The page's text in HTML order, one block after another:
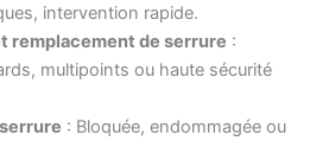
intervention rapide.
remplacement de serrure :
multipoints ou haute sécurité
: Bloquée, endommagée ou